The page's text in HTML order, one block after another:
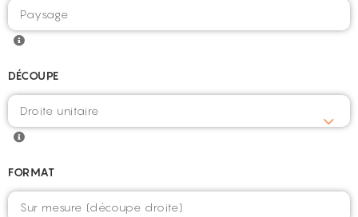
DÉCOUPE
FORMAT